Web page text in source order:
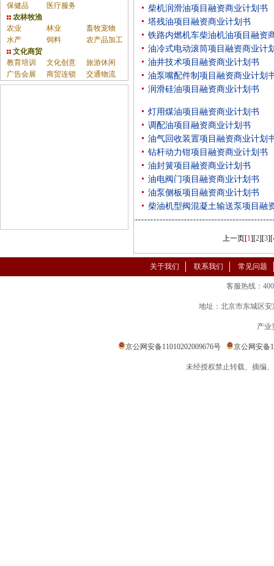
保健品
医疗服务
农林牧渔
农业
林业
畜牧宠物
水产
饲料
农产品加工
文化商贸
教育培训
文化创意
旅游休闲
广告会展
商贸连锁 交通物流
柴机润滑油项目融资商业计划书
塔残油项目融资商业计划书
铁路内燃机车柴油机油项目融资
油冷式电动滚筒项目融资商业计
油井技术项目融资商业计划书
油泵嘴配件制项目融资商业计划
润滑硅油项目融资商业计划书
灯用煤油项目融资商业计划书
调配油项目融资商业计划书
油气回收装置项目融资商业计划
钻杆动力钳项目融资商业计划书
油封簧项目融资商业计划书
油电阀门项目融资商业计划书
油泵侧板项目融资商业计划书
柴油机型阀混凝土输送泵项目融
上一页[1][2][3][
关于我们 联系我们 常见问题
客服热线：
地址：北京市东城区
产业
京公网安备11010202009676号 京公网安备
未经授权禁止转载、摘编